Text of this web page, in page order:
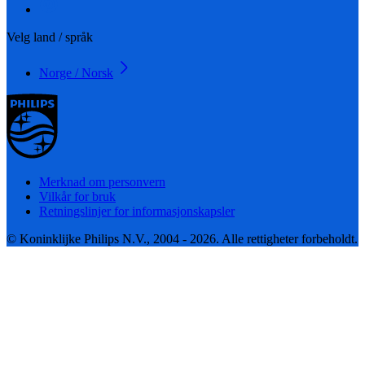
Velg land / språk
Norge / Norsk
Merknad om personvern
Vilkår for bruk
Retningslinjer for informasjonskapsler
© Koninklijke Philips N.V., 2004 - 2026. Alle rettigheter forbeholdt.